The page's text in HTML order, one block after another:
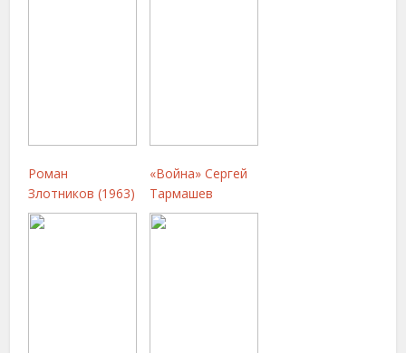
Роман
Злотников (1963)
«Война» Сергей
Тармашев